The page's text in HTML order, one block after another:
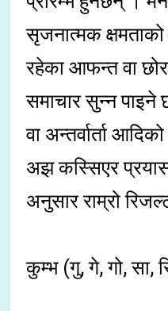
सृजनात्मक
रहेका आफन्त वा
समाचार सुन्न पाइने
वा अन्तर्वार्ता
अझ कस्सिएर प्रयास
अनुसार राम्रो
कुम्भ (गु, गे, गो, सा,